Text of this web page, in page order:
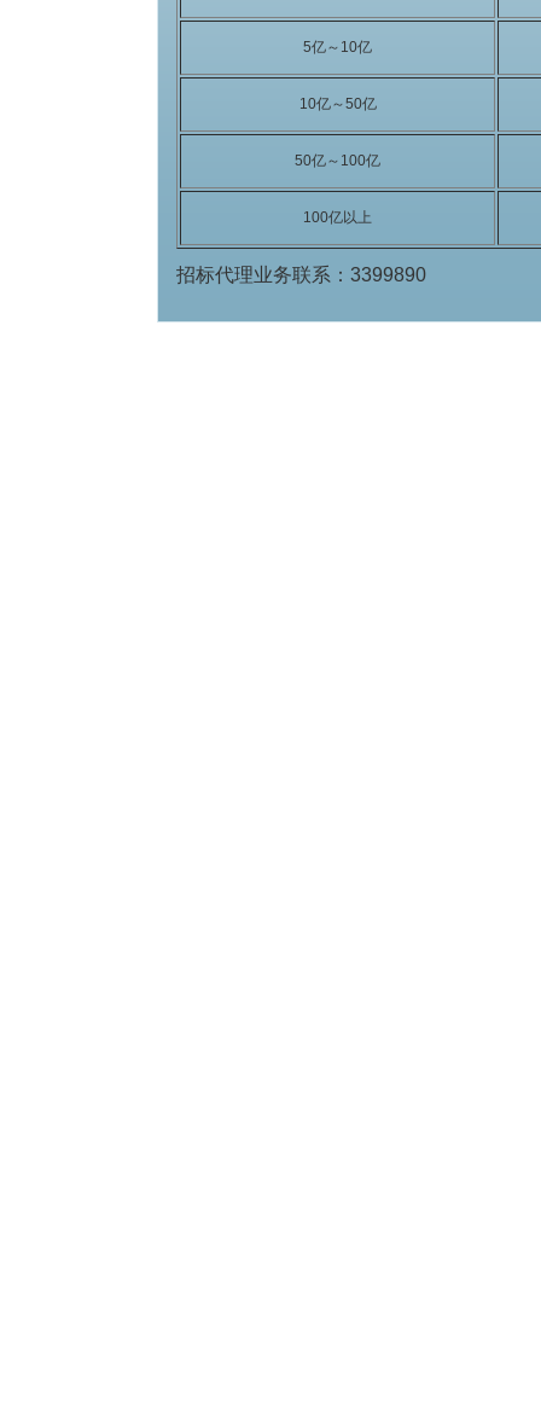
5亿～10亿
10亿～50亿
50亿～100亿
100亿以上
招标代理业务联系：3399890